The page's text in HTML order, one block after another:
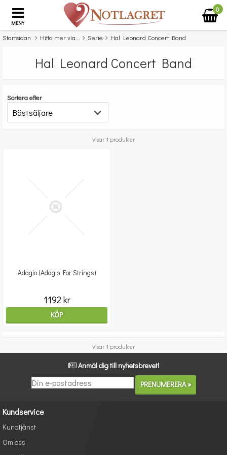
MENY
0
Startsidan Hitta mer via... Serie Hal Leonard Concert Band
Hal Leonard Concert Band
Sortera efter
Visar 1 produkter
Adagio (Adagio For Strings)
1192 kr
KÖP
Visar 1 produkter
Anmäl dig till nyhetsbrevet!
Kundservice
Kundtjänst
Om oss